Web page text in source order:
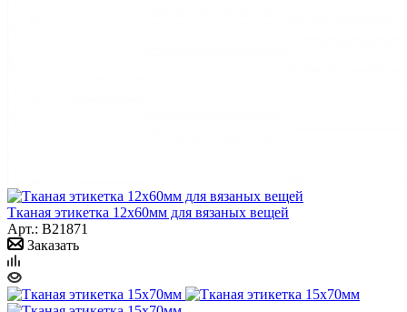
Тканая этикетка 12x60мм для вязаных вещей
Арт.: B21871
Заказать